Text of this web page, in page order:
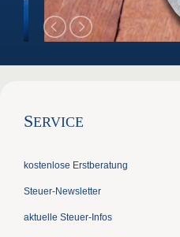
SERVICE
kostenlose Erstberatung
Steuer-Newsletter
aktuelle Steuer-Infos